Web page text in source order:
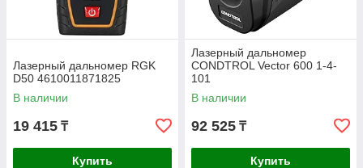
Лазерный дальномер RGK
D50 4610011871825
В наличии
19 415 ₸
Купить
Лазерный дальномер
CONDTROL Vector 600 1-4-
101
В наличии
92 525 ₸
Купить